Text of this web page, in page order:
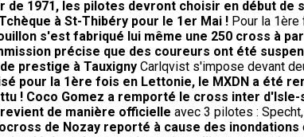
de 1971, les pilotes devront choisir en début de
à St-Thibéry pour le 1er Mai ! Pour la
s'est fabriqué lui même une 250 cross à
précise que des coureurs ont été
prestige à Tauxigny Carlqvist s'impose devant
pour la 1ère fois en Lettonie, le MXDN a été
! Coco Gomez a remporté le cross inter
de manière officielle avec 3 pilotes :
de Nozay reporté à cause des inondations